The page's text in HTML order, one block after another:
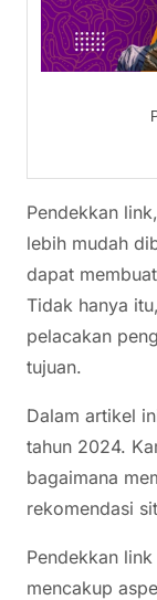
Pendekkan
lebih mudah
dapat
Tidak hanya
pelacakan
tujuan.
Dalam artikel
tahun 2024.
bagaimana
rekomendasi
Pendekkan
mencakup